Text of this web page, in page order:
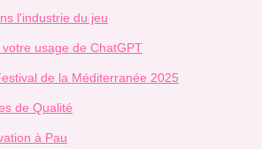
l'industrie du jeu
usage de ChatGPT
de la Méditerranée 2025
de Qualité
à Pau